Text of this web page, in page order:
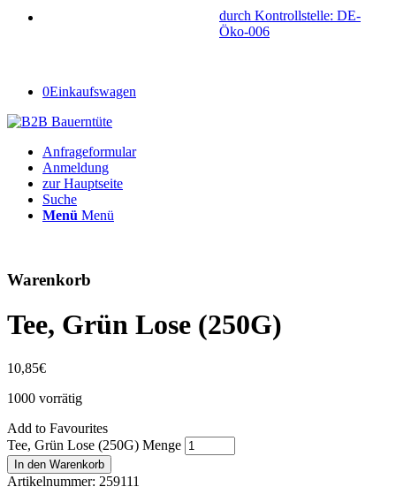
durch Kontrollstelle: DE-
Öko-006
0Einkaufswagen
Anfrageformular
Anmeldung
zur Hauptseite
Suche
Menü Menü
Warenkorb
Tee, Grün Lose (250G)
10,85€
1000 vorrätig
Add to Favourites
Tee, Grün Lose (250G) Menge
In den Warenkorb
Artikelnummer: 259111